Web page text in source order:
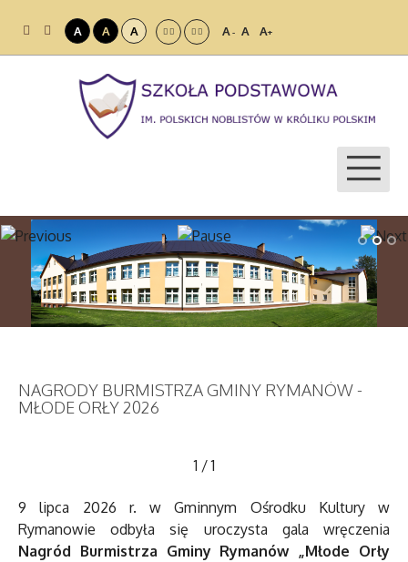
A A A A- A A+
NAGRODY BURMISTRZA GMINY RYMANÓW -
MŁODE ORŁY 2026
1 /1
9 lipca 2026 r. w Gminnym Ośrodku Kultury w
Rymanowie odbyła się uroczysta gala wręczenia
Nagród Burmistrza Gminy Rymanów „Młode Orły